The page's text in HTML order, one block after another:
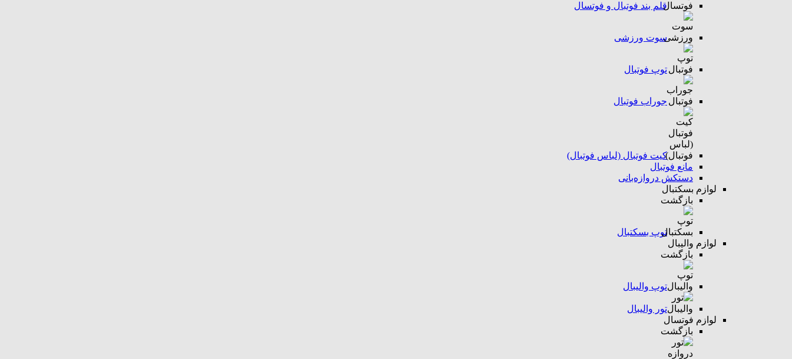
قلم بند فوتبال و فوتسال
سوت ورزشی
توپ فوتبال
جوراب فوتبال
کیت فوتبال (لباس فوتبال)
مانع فوتبال
دستکش دروازه‌بانی
لوازم بسکتبال
بازگشت
توپ بسکتبال
لوازم والیبال
بازگشت
توپ والیبال
تور والیبال
لوازم فوتسال
بازگشت